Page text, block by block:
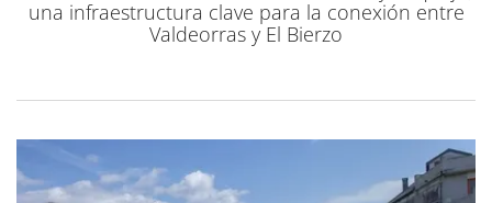
una infraestructura clave para la conexión entre
Valdeorras y El Bierzo